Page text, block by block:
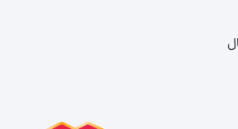
به شما اجازه می‌دهد تا